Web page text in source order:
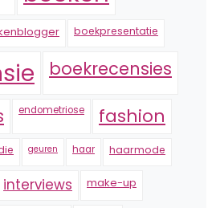
boekpresentatie
boekrecensies
endometriose fashion
geuren haar haarmode
interviews make-up